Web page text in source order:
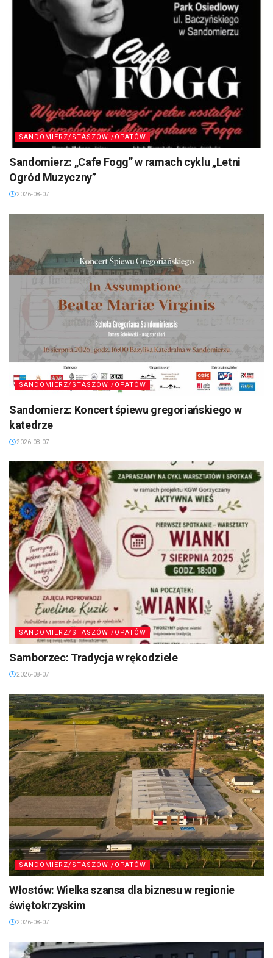
SANDOMIERZ/STASZÓW /OPATÓW
Sandomierz: „Cafe Fogg” w ramach cyklu „Letni
Ogród Muzyczny”
2026-08-07
SANDOMIERZ/STASZÓW /OPATÓW
Sandomierz: Koncert śpiewu gregoriańskiego w
katedrze
2026-08-07
SANDOMIERZ/STASZÓW /OPATÓW
Samborzec: Tradycja w rękodziele
2026-08-07
SANDOMIERZ/STASZÓW /OPATÓW
Włostów: Wielka szansa dla biznesu w regionie
świętokrzyskim
2026-08-07